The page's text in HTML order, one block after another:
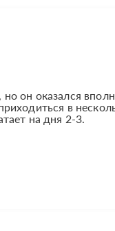
он оказался
в
на дня 2-3.